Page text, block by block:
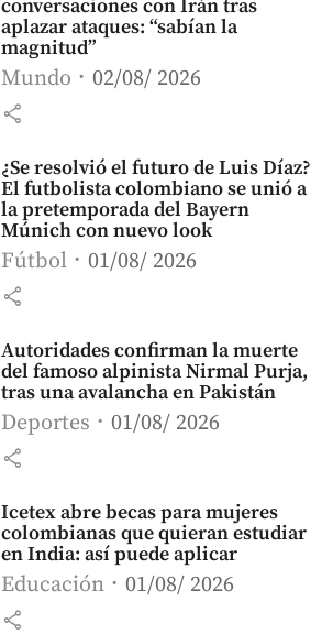
conversaciones con Irán tras
aplazar ataques: “sabían la
magnitud”
Mundo 02/08/ 2026
share
¿Se resolvió el futuro de Luis Díaz?
El futbolista colombiano se unió a
la pretemporada del Bayern
Múnich con nuevo look
Fútbol 01/08/ 2026
share
Autoridades confirman la muerte
del famoso alpinista Nirmal Purja,
tras una avalancha en Pakistán
Deportes 01/08/ 2026
share
Icetex abre becas para mujeres
colombianas que quieran estudiar
en India: así puede aplicar
Educación 01/08/ 2026
share